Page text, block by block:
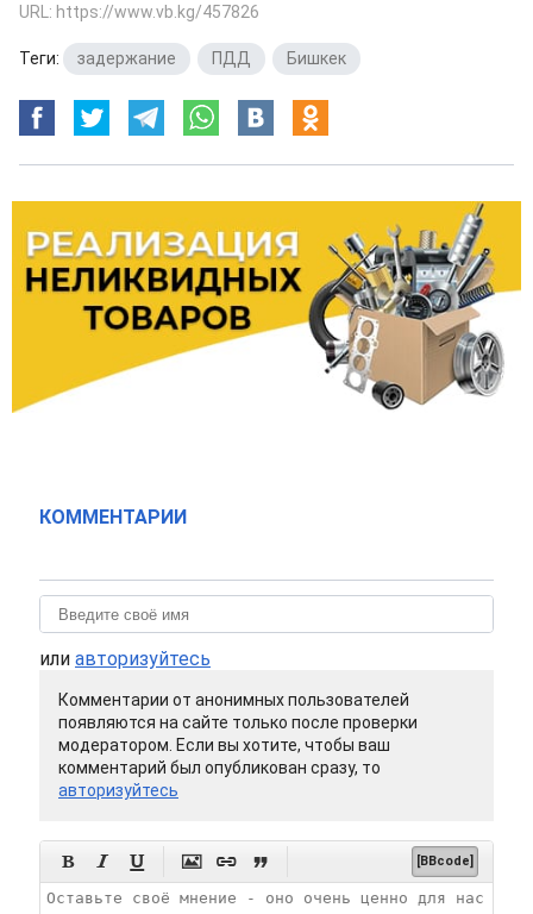
URL: https://www.vb.kg/457826
Теги: задержание ПДД Бишкек
КОММЕНТАРИИ
или авторизуйтесь
Комментарии от анонимных пользователей
появляются на сайте только после проверки
модератором. Если вы хотите, чтобы ваш
комментарий был опубликован сразу, то
авторизуйтесь
      [BBcode]